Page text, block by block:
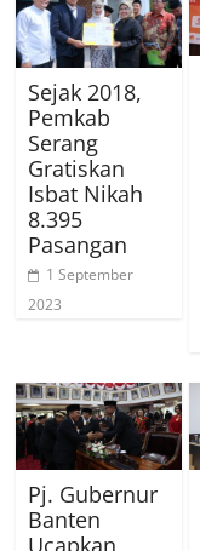
Sejak 2018,
Pemkab
Serang
Gratiskan
Isbat Nikah
8.395
Pasangan
1 September
2023
Pj. Gubernur
Banten
Ucapkan